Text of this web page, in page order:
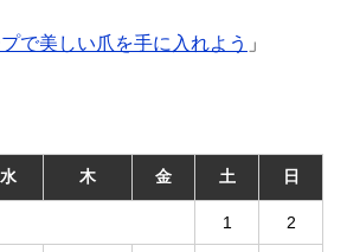
で美しい爪を手に入れよう 」
水 木 金 土 日
1 2